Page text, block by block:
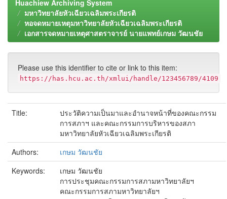
Huachiew Archiving System
มหาวิทยาลัยหัวเฉียวเฉลิมพระเกียรติ
หอจดหมายเหตุมหาวิทยาลัยหัวเฉียวเฉลิมพระเกียรติ
เอกสารจดหมายเหตุศาสตราจารย์ นายแพทย์เกษม วัฒนชัย
Please use this identifier to cite or link to this item:
https://has.hcu.ac.th/xmlui/handle/123456789/4109
Title:
ประวัติความเป็นมาและอำนาจหน้าที่ของคณะกรรม
การสภาฯ และคณะกรรมการบริหารของสภา
มหาวิทยาลัยหัวเฉียวเฉลิมพระเกียรติ
Authors:
เกษม วัฒนชัย
Keywords:
เกษม วัฒนชัย
การประชุมคณะกรรมการสภามหาวิทยาลัยฯ
คณะกรรมการสภามหาวิทยาลัยฯ